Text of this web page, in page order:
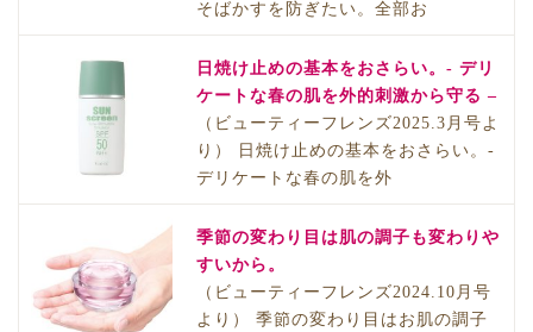
そばかすを防ぎたい。全部お
日焼け止めの基本をおさらい。- デリ
ケートな春の肌を外的刺激から守る –
（ビューティーフレンズ2025.3月号よ
り） 日焼け止めの基本をおさらい。-
デリケートな春の肌を外
季節の変わり目は肌の調子も変わりや
すいから。
（ビューティーフレンズ2024.10月号
より） 季節の変わり目はお肌の調子